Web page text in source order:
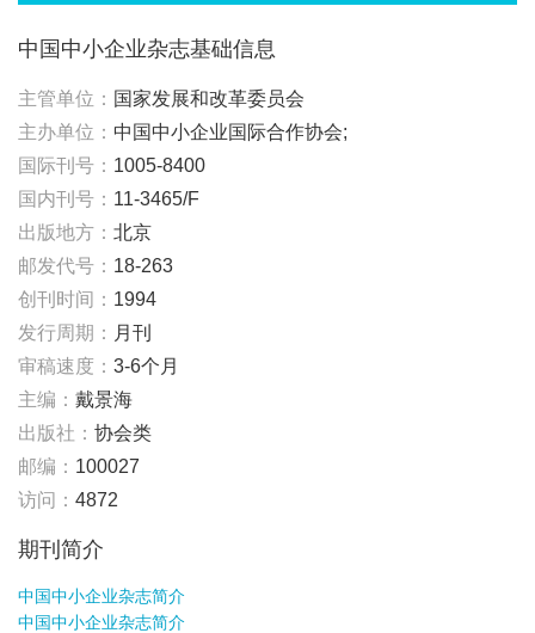
中国中小企业杂志基础信息
主管单位： 国家发展和改革委员会
主办单位： 中国中小企业国际合作协会;
国际刊号： 1005-8400
国内刊号： 11-3465/F
出版地方： 北京
邮发代号： 18-263
创刊时间： 1994
发行周期： 月刊
审稿速度： 3-6个月
主编： 戴景海
出版社： 协会类
邮编： 100027
访问： 4872
期刊简介
中国中小企业杂志简介
中国中小企业杂志简介